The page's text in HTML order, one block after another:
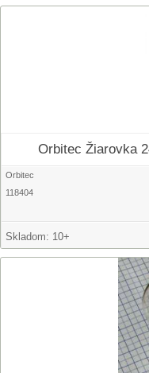
Orbitec Žiarovka
Orbitec
118404
Skladom: 10+